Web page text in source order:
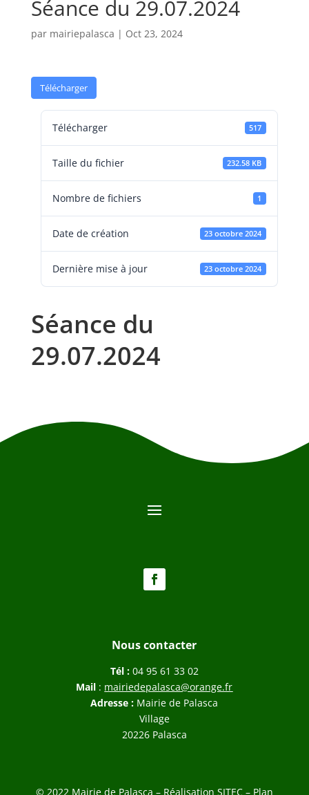
Séance du 29.07.2024
par mairiepalasca | Oct 23, 2024
Télécharger
Télécharger 517
Taille du fichier 232.58 KB
Nombre de fichiers 1
Date de création 23 octobre 2024
Dernière mise à jour 23 octobre 2024
Séance du
29.07.2024
Nous contacter
Tél : 04 95 61 33 02
Mail : mairiedepalasca@orange.fr
Adresse : Mairie de Palasca
Village
20226 Palasca
© 2022 Mairie de Palasca – Réalisation SITEC– Plan